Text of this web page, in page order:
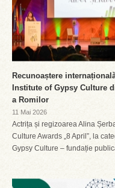
Recunoaștere
Institute of Gypsy Culture
a Romilor
11 Mai 2026
Actrița și regizoarea Alina
Culture Awards „8 April”, la
Gypsy Culture – fundație